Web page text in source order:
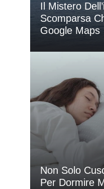
Il Mistero
Scomparsa
Google Maps
Non Solo
Per Dormire